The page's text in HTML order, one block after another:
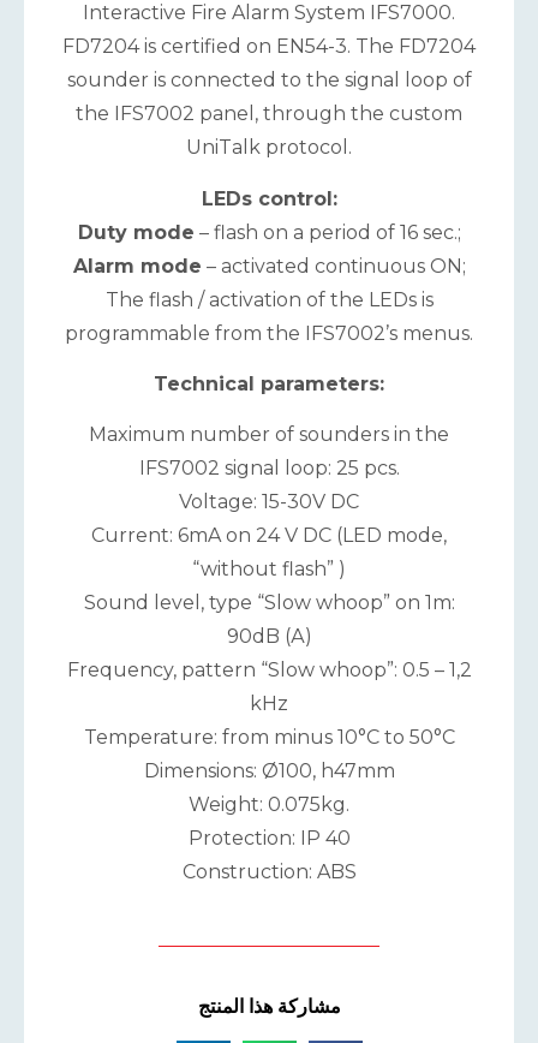
Interactive Fire Alarm System IFS7000.
FD7204 is certified on EN54-3. The FD7204
sounder is connected to the signal loop of
the IFS7002 panel, through the custom
UniTalk protocol.
LEDs control:
Duty mode – flash on a period of 16 sec.;
Alarm mode – activated continuous ON;
The flash / activation of the LEDs is
programmable from the IFS7002’s menus.
Technical parameters:
Maximum number of sounders in the
IFS7002 signal loop: 25 pcs.
Voltage: 15-30V DC
Current: 6mA on 24 V DC (LED mode,
“without flash” )
Sound level, type “Slow whoop” on 1m:
90dB (А)
Frequency, pattern “Slow whoop”: 0.5 – 1,2
kHz
Temperature: from minus 10°С to 50°С
Dimensions: Ø100, h47mm
Weight: 0.075kg.
Protection: IP 40
Construction: ABS
مشاركة هذا المنتج